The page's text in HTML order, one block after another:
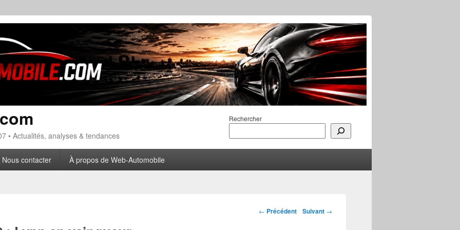
Rechercher
• Actualités, analyses & tendances
Nous contacter À propos de Web-Automobile
Navigation des
← Précédent Suivant →